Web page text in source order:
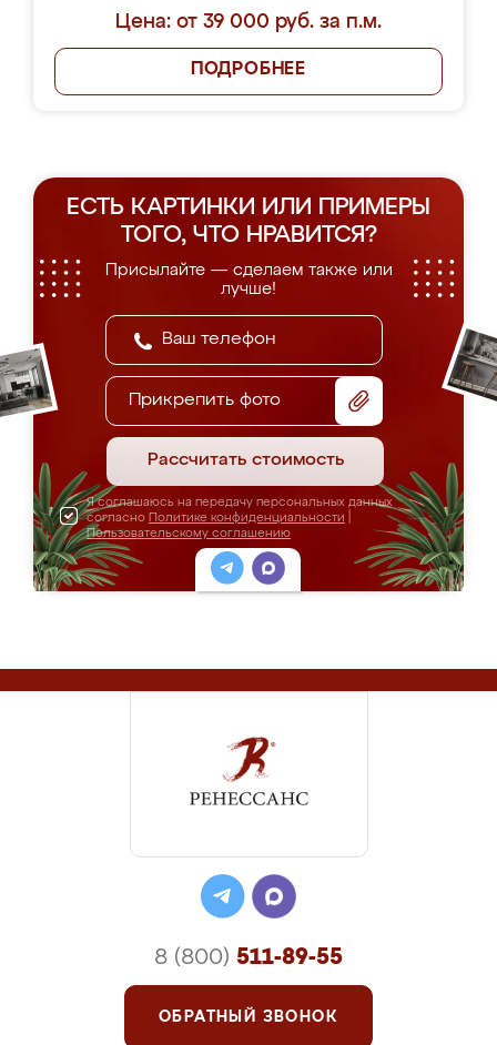
Цена: от 39 000 руб. за п.м.
ПОДРОБНЕЕ
ЕСТЬ КАРТИНКИ ИЛИ ПРИМЕРЫ
ТОГО, ЧТО НРАВИТСЯ?
Присылайте — сделаем также или
лучше!
Прикрепить фото
Рассчитать стоимость
Я соглашаюсь на передачу персональных данных
согласно Политике конфиденциальности
Пользовательскому соглашению
8 (800) 511-89-55
ОБРАТНЫЙ ЗВОНОК